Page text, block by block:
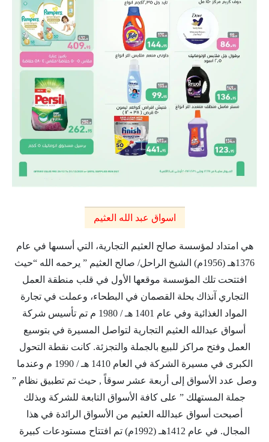
اسواق عبد الله العثيم
هي امتداد لمؤسسة صالح العثيم التجارية، التي أسسها في عام
1376هـ (1956م) الشيخ الراحل/ صالح العثيم ” يرحمه الله “حيث
افتتحت تلك المؤسسة موقعها الأول في قلب منطقة العمل
التجاري آنذاك بحلة القصمان في البطحاء، وعملت في تجارة
المواد الغذائية وفي عام 1401 هـ / 1980 م تم تأسيس شركة
أسواق عبدالله العثيم التجارية لتواصل المسيرة في بتوسيع
العمل وفتح مراكز للبيع بالجملة والتجزئة. كانت نقطة التحول
الكبرى في مسيرة الشركة في العام 1410 هـ / 1990 م وعندما
وصل عدد الأسواق إلى أربعة عشر سوقاً , حيث تم تطبيق نظام ”
جملة المستهلك ” على كافة الأسواق التابعة للشركة وبذلك
أصبحت أسواق عبدالله العثيم من الأسواق الرائدة في هذا
المجال. في عام 1412هـ (1992م) تم افتتاح مستودعات كبيرة